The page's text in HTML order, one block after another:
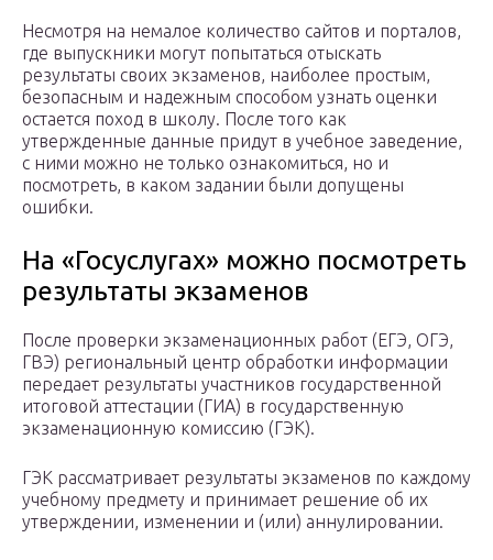
Несмотря на немалое количество сайтов и порталов,
где выпускники могут попытаться отыскать
результаты своих экзаменов, наиболее простым,
безопасным и надежным способом узнать оценки
остается поход в школу. После того как
утвержденные данные придут в учебное заведение,
с ними можно не только ознакомиться, но и
посмотреть, в каком задании были допущены
ошибки.
На «Госуслугах» можно посмотреть
результаты экзаменов
После проверки экзаменационных работ (ЕГЭ, ОГЭ,
ГВЭ) региональный центр обработки информации
передает результаты участников государственной
итоговой аттестации (ГИА) в государственную
экзаменационную комиссию (ГЭК).
ГЭК рассматривает результаты экзаменов по каждому
учебному предмету и принимает решение об их
утверждении, изменении и (или) аннулировании.